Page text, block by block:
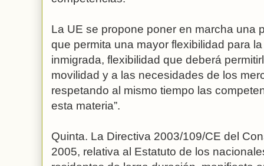
La UE se propone poner en marcha una
que permita una mayor flexibilidad para
inmigrada, flexibilidad que deberá
movilidad y a las necesidades de los
respetando al mismo tiempo las
esta materia”.
Quinta. La Directiva 2003/109/CE del
2005, relativa al Estatuto de los